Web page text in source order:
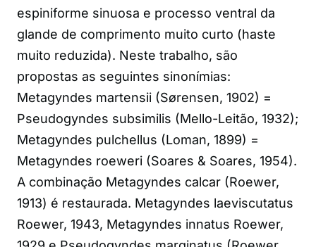
espiniforme sinuosa e processo ventral da
glande de comprimento muito curto (haste
muito reduzida). Neste trabalho, são
propostas as seguintes sinonímias:
Metagyndes martensii (Sørensen, 1902) =
Pseudogyndes subsimilis (Mello-Leitão, 1932);
Metagyndes pulchellus (Loman, 1899) =
Metagyndes roeweri (Soares & Soares, 1954).
A combinação Metagyndes calcar (Roewer,
1913) é restaurada. Metagyndes laeviscutatus
Roewer, 1943, Metagyndes innatus Roewer,